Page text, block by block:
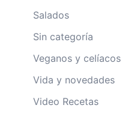
Salados
Sin categoría
Veganos y celíacos
Vida y novedades
Video Recetas